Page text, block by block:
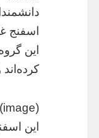
اسفنج
این
(image)